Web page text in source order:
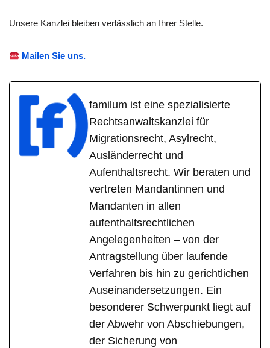
Unsere Kanzlei bleiben verlässlich an Ihrer Stelle.
Mailen Sie uns.
familum ist eine spezialisierte
Rechtsanwaltskanzlei für
Migrationsrecht, Asylrecht,
Ausländerrecht und
Aufenthaltsrecht. Wir beraten und
vertreten Mandantinnen und
Mandanten in allen
aufenthaltsrechtlichen
Angelegenheiten – von der
Antragstellung über laufende
Verfahren bis hin zu gerichtlichen
Auseinandersetzungen. Ein
besonderer Schwerpunkt liegt auf
der Abwehr von Abschiebungen,
der Sicherung von